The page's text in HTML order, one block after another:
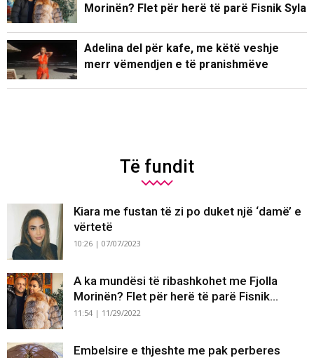
Morinën? Flet për herë të parë Fisnik Syla
Adelina del për kafe, me këtë veshje
merr vëmendjen e të pranishmëve
Të fundit
Kiara me fustan të zi po duket një ‘damë’ e
vërtetë
10:26 | 07/07/2023
A ka mundësi të ribashkohet me Fjolla
Morinën? Flet për herë të parë Fisnik...
11:54 | 11/29/2022
Embelsire e thjeshte me pak perberes